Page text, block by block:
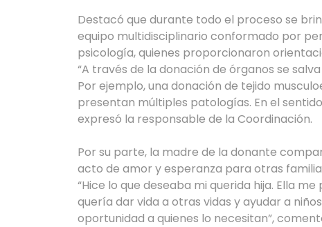
Destacó que durante todo el proceso se
equipo multidisciplinario conformado por
psicología, quienes proporcionaron
“A través de la donación de órganos se
Por ejemplo, una donación de tejido
presentan múltiples patologías. En el
expresó la responsable de la Coordinación.
Por su parte, la madre de la donante
acto de amor y esperanza para otras
“Hice lo que deseaba mi querida hija. Ella
quería dar vida a otras vidas y ayudar a
oportunidad a quienes lo necesitan”,